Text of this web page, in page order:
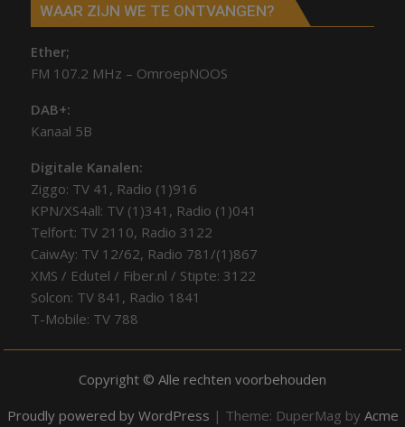
WAAR ZIJN WE TE ONTVANGEN?
Ether;
FM 107.2 MHz – OmroepNOOS
DAB+:
Kanaal 5B
Digitale Kanalen:
Ziggo: TV 41, Radio (1)916
KPN/XS4all: TV (1)341, Radio (1)041
Telfort: TV 2110, Radio 3122
CaiwAy: TV 12/62, Radio 781/(1)867
XMS / Edutel / Fiber.nl / Stipte: 3122
Solcon: TV 841, Radio 1841
T-Mobile: TV 788
Copyright © Alle rechten voorbehouden
Proudly powered by WordPress | Theme: DuperMag by Acme